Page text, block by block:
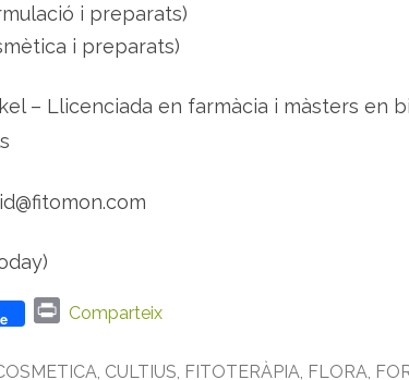
l
n
d
m
o
i preparats)
i preparats)
– Llicenciada en farmàcia i màsters en
P
i
Comparteix
, CULTIUS, FITOTERÀPIA, FLORA,